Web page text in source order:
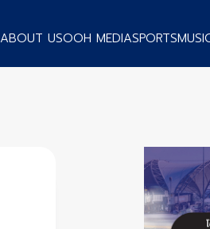
ABOUT USOOH MEDIASPORTS